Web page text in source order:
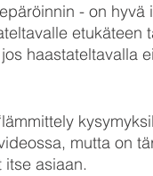
- on hyvä
etukäteen
haastateltavalla
mutta on
itse asiaan.